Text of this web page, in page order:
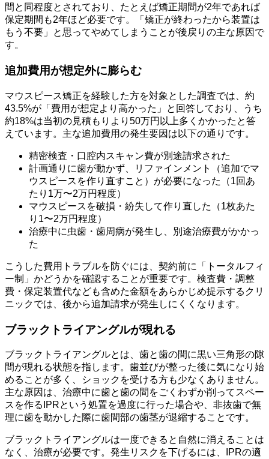
間と同程度とされており、たとえば矯正期間が2年であれば
保定期間も2年ほど必要です。「矯正が終わったから装置は
もう不要」と思ってやめてしまうことが後戻りの主な原因で
す。
追加費用が想定外に膨らむ
マウスピース矯正を経験した方を対象とした調査では、約
43.5%が「費用が想定より高かった」と回答しており、うち
約18%は当初の見積もりより50万円以上多くかかったと答
えています。主な追加費用の発生要因は以下の通りです。
精密検査・口腔内スキャン費が別途請求された
計画通りに歯が動かず、リファインメント（追加でマ
ウスピースを作り直すこと）が必要になった（1回あ
たり1万〜2万円程度）
マウスピースを破損・紛失して作り直した（1枚あた
り1〜2万円程度）
治療中に虫歯・歯周病が発生し、別途治療費がかかっ
た
こうした費用トラブルを防ぐには、契約前に「トータルフィ
ー制」かどうかを確認することが重要です。検査費・調整
費・保定装置代なども含めた金額をあらかじめ提示するクリ
ニックでは、後から追加請求が発生しにくくなります。
ブラックトライアングルが現れる
ブラックトライアングルとは、歯と歯の間に黒い三角形の隙
間が現れる状態を指します。歯並びが整った後に気になり始
めることが多く、ショックを受ける方も少なくありません。
主な原因は、治療中に歯と歯の間をごくわずか削ってスペー
スを作るIPRという処置を過度に行った場合や、非抜歯で無
理に歯を動かした際に歯間部の歯茎が退縮することです。
ブラックトライアングルは一度できると自然に消えることは
なく、治療が必要です。発生リスクを下げるには、IPRの適